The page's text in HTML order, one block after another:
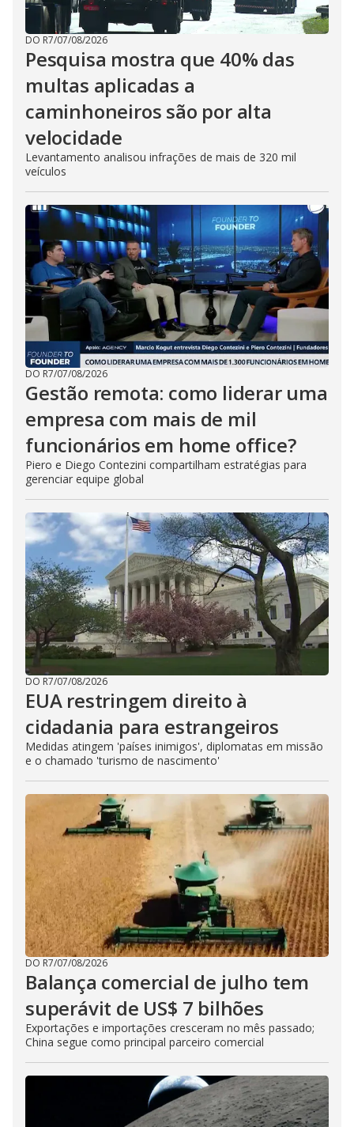
DO R7/07/08/2026
Pesquisa mostra que 40% das
multas aplicadas a
caminhoneiros são por alta
velocidade
Levantamento analisou infrações de mais de 320 mil
veículos
DO R7/07/08/2026
Gestão remota: como liderar uma
empresa com mais de mil
funcionários em home office?
Piero e Diego Contezini compartilham estratégias para
gerenciar equipe global
DO R7/07/08/2026
EUA restringem direito à
cidadania para estrangeiros
Medidas atingem 'países inimigos', diplomatas em missão
e o chamado 'turismo de nascimento'
DO R7/07/08/2026
Balança comercial de julho tem
superávit de US$ 7 bilhões
Exportações e importações cresceram no mês passado;
China segue como principal parceiro comercial